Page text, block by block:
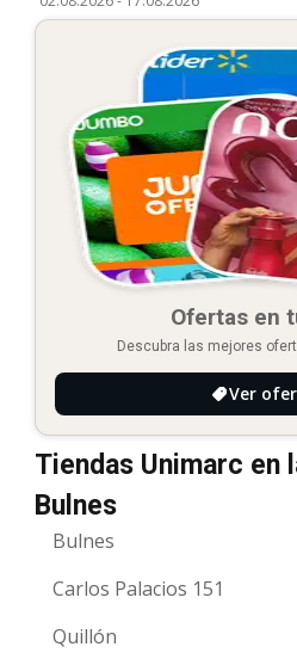
Ofertas en
Descubra las mejores
Ver
Tiendas Unimarc en
Bulnes
Bulnes
Carlos Palacios 151
Quillón